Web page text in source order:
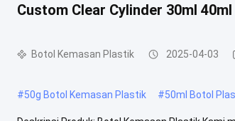
Custom Clear Cylinder 30ml
Botol Kemasan Plastik 2025-04-03
#50g Botol Kemasan Plastik #50ml Botol